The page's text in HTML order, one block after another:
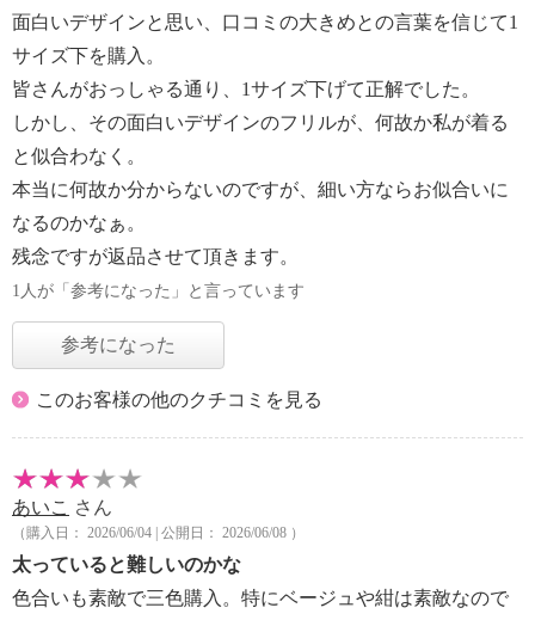
面白いデザインと思い、口コミの大きめとの言葉を信じて1
サイズ下を購入。
皆さんがおっしゃる通り、1サイズ下げて正解でした。
しかし、その面白いデザインのフリルが、何故か私が着る
と似合わなく。
本当に何故か分からないのですが、細い方ならお似合いに
なるのかなぁ。
残念ですが返品させて頂きます。
1人が「参考になった」と言っています
参考になった
このお客様の他のクチコミを見る
あいこ さん
（購入日： 2026/06/04 | 公開日： 2026/06/08 ）
太っていると難しいのかな
色合いも素敵で三色購入。特にベージュや紺は素敵なので